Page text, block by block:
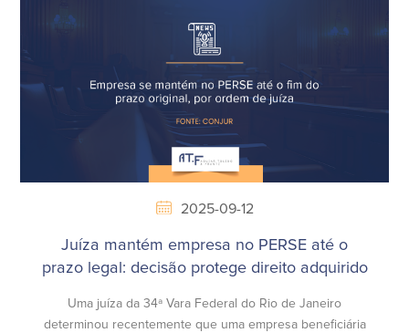
2025-09-12
Juíza mantém empresa no PERSE até o
prazo legal: decisão protege direito adquirido
Uma juíza da 34ª Vara Federal do Rio de Janeiro
determinou recentemente que uma empresa beneficiária